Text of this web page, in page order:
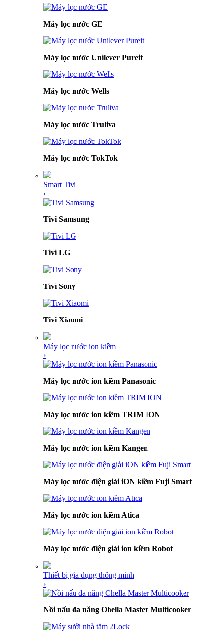
Máy lọc nước GE
Máy lọc nước Unilever Pureit
Máy lọc nước Wells
Máy lọc nước Truliva
Máy lọc nước TokTok
Smart Tivi
›
Tivi Samsung
Tivi LG
Tivi Sony
Tivi Xiaomi
Máy lọc nước ion kiềm
›
Máy lọc nước ion kiềm Panasonic
Máy lọc nước ion kiềm TRIM ION
Máy lọc nước ion kiềm Kangen
Máy lọc nước điện giải iON kiềm Fuji Smart
Máy lọc nước ion kiềm Atica
Máy lọc nước điện giải ion kiềm Robot
Thiết bị gia dụng thông minh
›
Nồi nấu đa năng Ohella Master Multicooker